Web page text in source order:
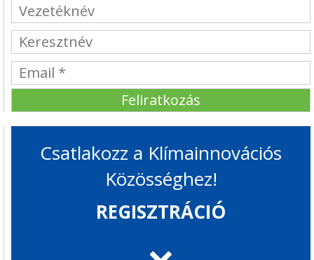
Csatlakozz a Klímainnovációs
Közösséghez!
REGISZTRÁCIÓ